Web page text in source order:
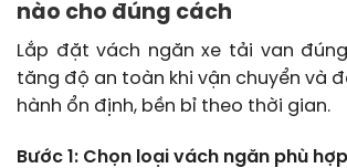
nào cho đúng cách
Lắp đặt vách ngăn xe tải van
tăng độ an toàn khi vận chuyển và
hành ổn định, bền bỉ theo thời gian.
Bước 1: Chọn loại vách ngăn phù hợp